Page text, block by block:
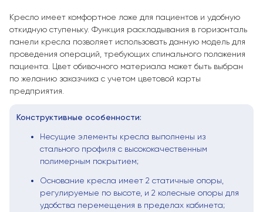
Кресло имеет комфортное ложе для пациентов и удобную
откидную ступеньку. Функция раскладывания в горизонталь
панели кресла позволяет использовать данную модель для
проведения операций, требующих спинального положения
пациента. Цвет обивочного материала может быть выбран
по желанию заказчика с учетом цветовой карты
предприятия.
Конструктивные особенности:
Несущие элементы кресла выполнены из
стального профиля с высококачественным
полимерным покрытием;
Основание кресла имеет 2 статичные опоры,
регулируемые по высоте, и 2 колесные опоры для
удобства перемещения в пределах кабинета;